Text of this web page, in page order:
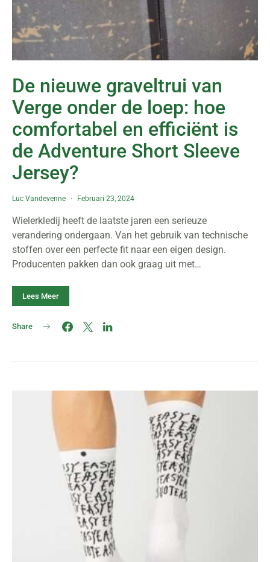
De nieuwe graveltrui van
Verge onder de loep: hoe
comfortabel en efficiënt is
de Adventure Short Sleeve
Jersey?
Luc Vandevenne Februari 23, 2024
Wielerkledij heeft de laatste jaren een serieuze
verandering ondergaan. Van het gebruik van technische
stoffen over een perfecte fit naar een eigen design.
Producenten pakken dan ook graag uit met…
Lees Meer
Share